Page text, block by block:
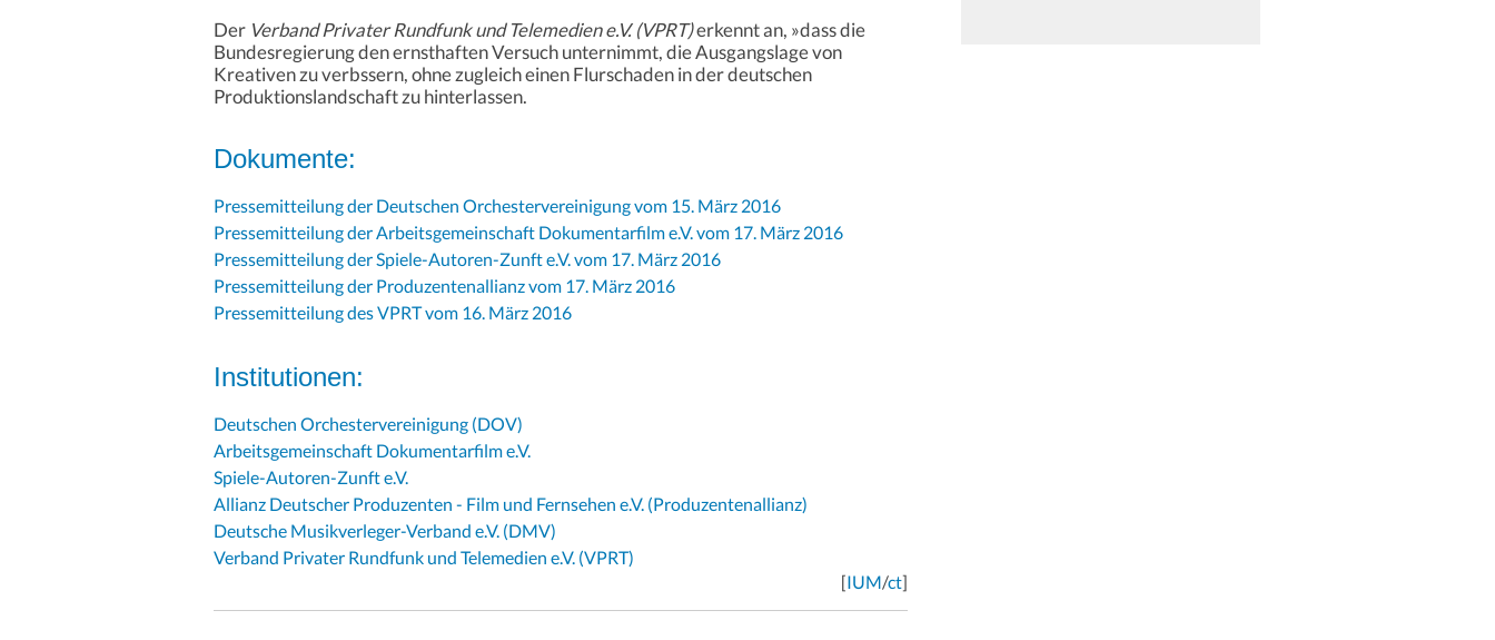
Der Verband Privater Rundfunk und Telemedien e.V. (VPRT)erkennt an, »dass die
Bundesregierung den ernsthaften Versuch unternimmt, die Ausgangslage von
Kreativen zu verbssern, ohne zugleich einen Flurschaden in der deutschen
Produktionslandschaft zu hinterlassen.
Dokumente:
Pressemitteilung der Deutschen Orchestervereinigung vom 15. März 2016
Pressemitteilung der Arbeitsgemeinschaft Dokumentarfilm e.V. vom 17. März 2016
Pressemitteilung der Spiele-Autoren-Zunft e.V. vom 17. März 2016
Pressemitteilung der Produzentenallianz vom 17. März 2016
Pressemitteilung des VPRT vom 16. März 2016
Institutionen:
Deutschen Orchestervereinigung (DOV)
Arbeitsgemeinschaft Dokumentarfilm e.V.
Spiele-Autoren-Zunft e.V.
Allianz Deutscher Produzenten - Film und Fernsehen e.V. (Produzentenallianz)
Deutsche Musikverleger-Verband e.V. (DMV)
Verband Privater Rundfunk und Telemedien e.V. (VPRT)
[IUM/ct]